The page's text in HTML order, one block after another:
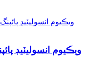
ويڪيوم انسوليٽيڊ